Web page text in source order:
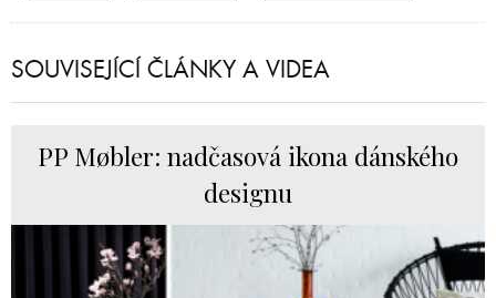
SOUVISEJÍCÍ ČLÁNKY A VIDEA
PP Møbler: nadčasová ikona dánského
designu